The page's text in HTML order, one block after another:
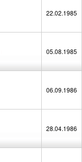
22.02.1985
05.08.1985
06.09.1986
28.04.1986